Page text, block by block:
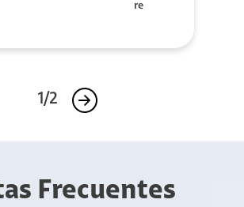
re
1/2
Frecuentes